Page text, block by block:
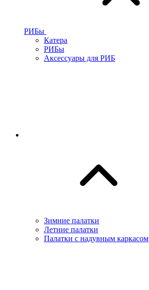
РИБы
Катера
РИБы
Аксессуары для РИБ
Зимние палатки
Летние палатки
Палатки с надувным каркасом